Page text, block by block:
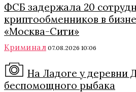
ФСБ задержала 20
криптообменников в
«Москва-Сити»
Криминал 07.08.2026 10:06
На Ладоге у деревни
беспомощного рыбака